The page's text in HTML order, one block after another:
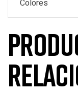
Colores